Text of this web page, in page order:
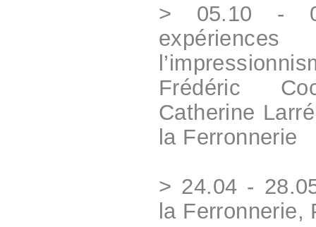
> 05.10 -
Frédéric
Catherine
la Ferronnerie
> 24.04 -
la Ferronnerie,